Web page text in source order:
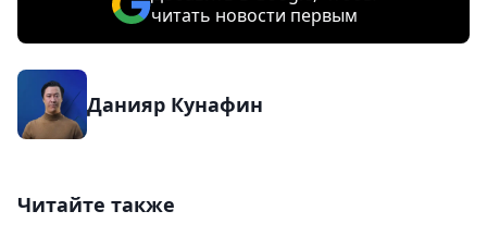
читать новости первым
Данияр Кунафин
Читайте также